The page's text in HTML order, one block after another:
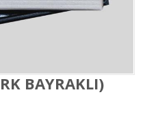
BAYRAKLI)